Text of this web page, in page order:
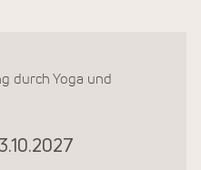
durch Yoga und